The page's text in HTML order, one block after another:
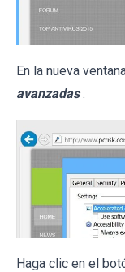
En la nueva
avanzadas .
Haga clic en el